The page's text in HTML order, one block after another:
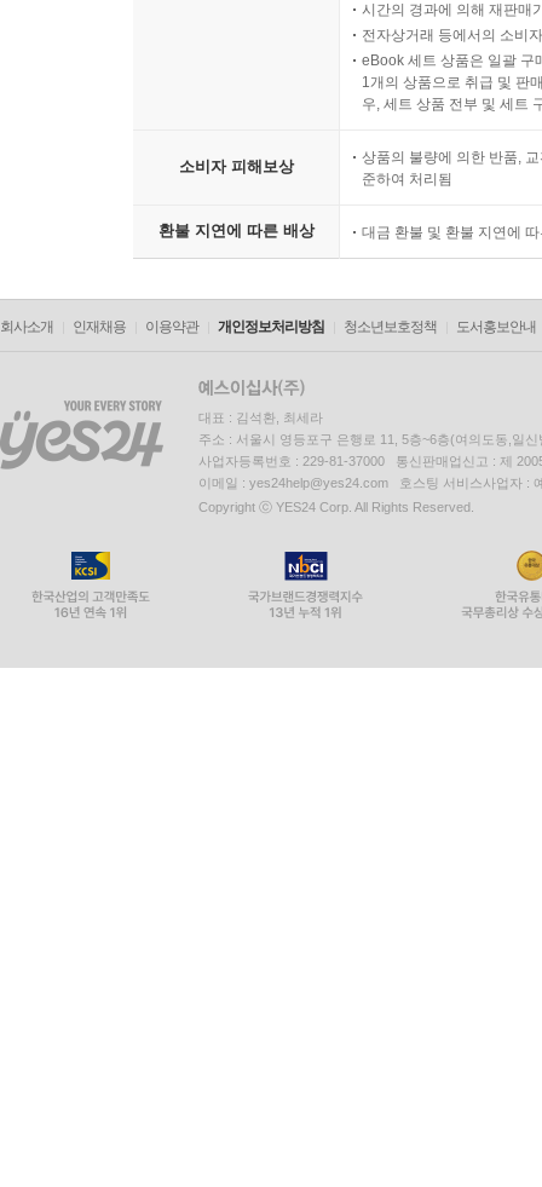
시간의 경과에 의해 재판매
전자상거래 등에서의 소비
eBook 세트 상품은 일괄 구
1개의 상품으로 취급 및 판
우, 세트 상품 전부 및 세트
소비자 피해보상
상품의 불량에 의한 반품,
준하여 처리됨
환불 지연에 따른 배상 대금 환불 및 환불 지연에
회사소개 인재채용 이용약관 개인정보처리방침 청소년보호정책 도서홍보안내
대표 : 김석환, 최세라
주소 : 서울시 영등포구 은행로 11, 5층~6층(여의도동,일신
사업자등록번호 : 229-81-37000 통신판매업신고 : 제
이메일 : yes24help@yes24.com 호스팅 서비스사업자 :
Copyright ⓒ YES24 Corp. All Rights Reserved.